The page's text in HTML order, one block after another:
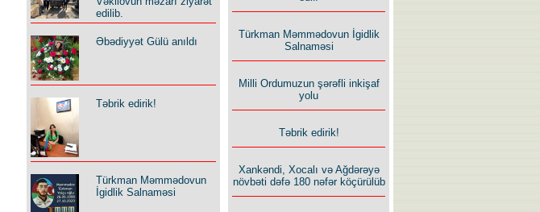
edilib.
Əbədiyyət Gülü anıldı
Təbrik edirik!
Türkman Məmmədovun
İgidlik Salnaməsi
Türkman Məmmədovun İgidlik
Salnaməsi
Milli Ordumuzun şərəfli inkişaf
yolu
Təbrik edirik!
Xankəndi, Xocalı və Ağdərəyə
növbəti dəfə 180 nəfər köçürülüb